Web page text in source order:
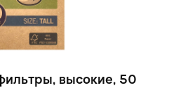
высокие, 50